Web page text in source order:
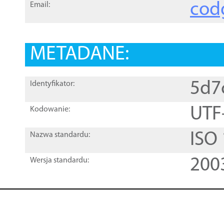
Email:
METADANE:
Identyfikator:
Kodowanie:
Nazwa standardu:
Wersja standardu: